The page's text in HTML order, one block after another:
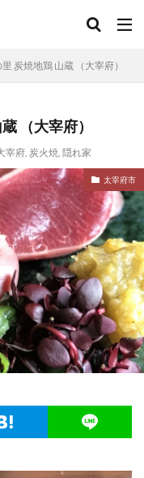
炭焼地鶏 山蔵 （大宰府）
（大宰府）
宰府, 炭火焼, 隠れ家
太宰府市